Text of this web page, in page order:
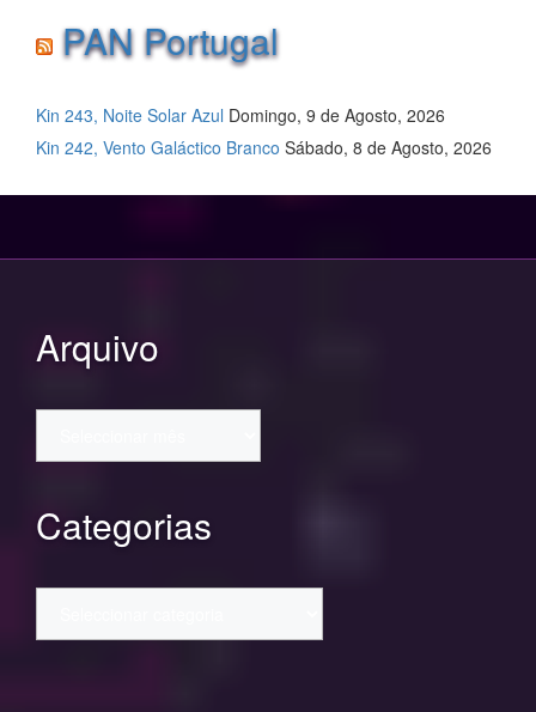
PAN Portugal
Kin 243, Noite Solar Azul Domingo, 9 de Agosto, 2026
Kin 242, Vento Galáctico Branco Sábado, 8 de Agosto, 2026
Arquivo
Categorias